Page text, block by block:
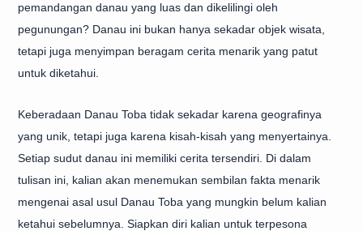
pemandangan danau yang luas dan dikelilingi oleh
pegunungan? Danau ini bukan hanya sekadar objek wisata,
tetapi juga menyimpan beragam cerita menarik yang patut
untuk diketahui.
Keberadaan Danau Toba tidak sekadar karena geografinya
yang unik, tetapi juga karena kisah-kisah yang menyertainya.
Setiap sudut danau ini memiliki cerita tersendiri. Di dalam
tulisan ini, kalian akan menemukan sembilan fakta menarik
mengenai asal usul Danau Toba yang mungkin belum kalian
ketahui sebelumnya. Siapkan diri kalian untuk terpesona